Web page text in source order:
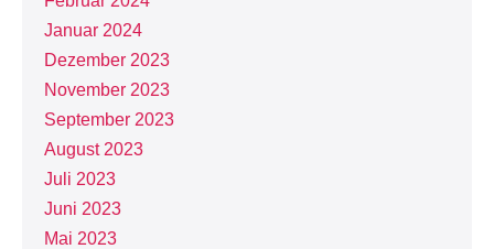
Januar 2024
Dezember 2023
November 2023
September 2023
August 2023
Juli 2023
Juni 2023
Mai 2023